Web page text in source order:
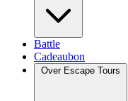
Battle
Cadeaubon
Over Escape Tours